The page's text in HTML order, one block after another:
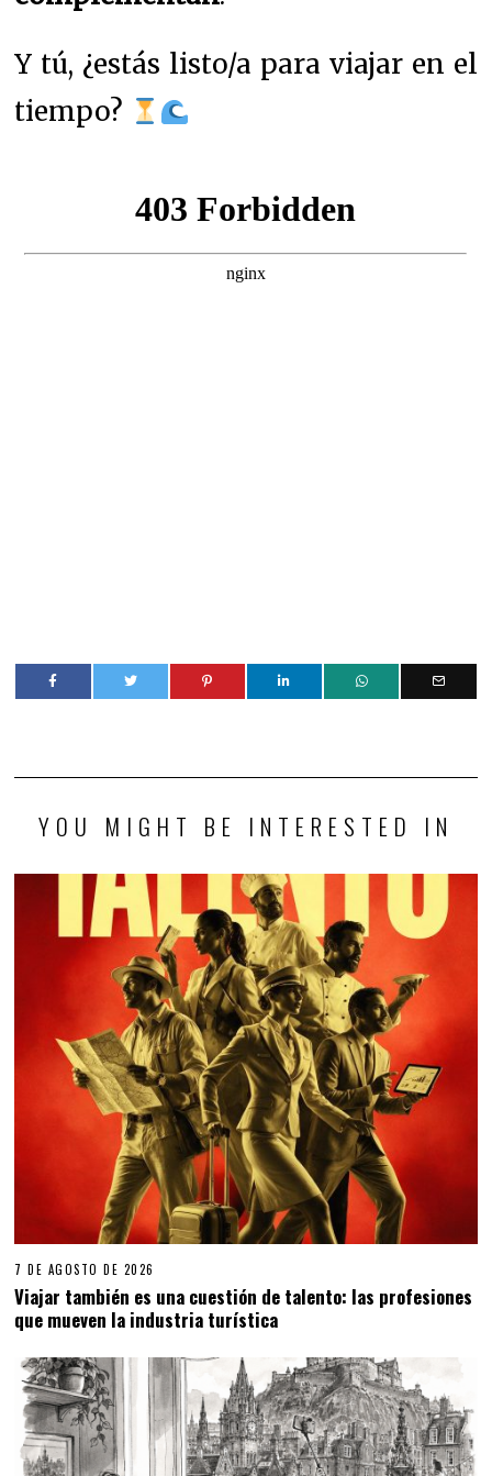
Y tú, ¿estás listo/a para viajar en el
tiempo?
YOU MIGHT BE INTERESTED IN
7 DE AGOSTO DE 2026
Viajar también es una cuestión de talento: las profesiones
que mueven la industria turística